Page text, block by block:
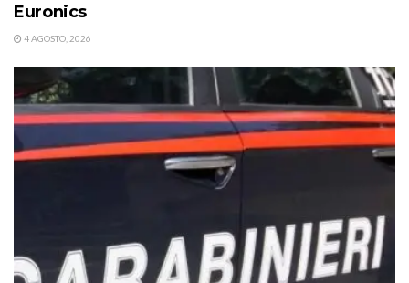
Euronics
4 AGOSTO, 2026